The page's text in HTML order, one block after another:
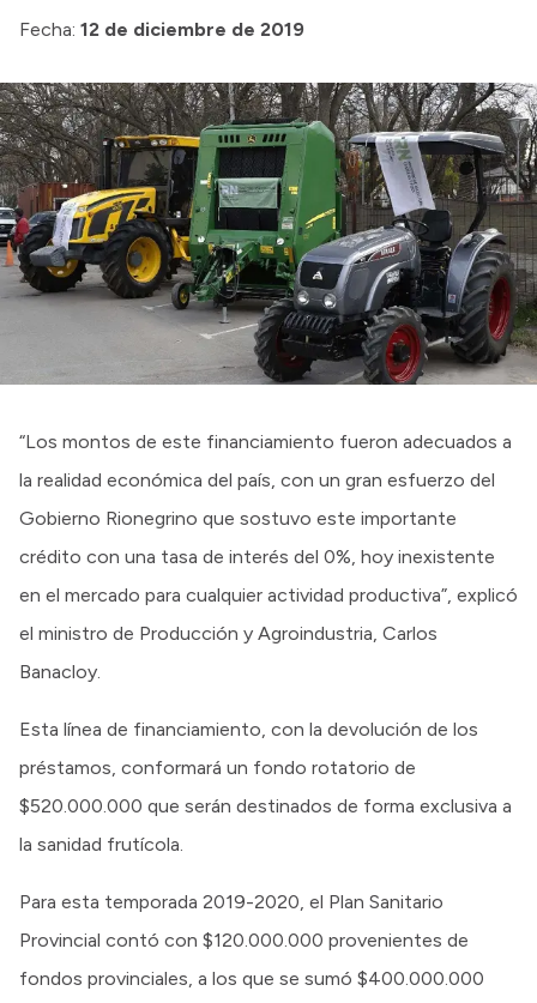
Intranet
Login
Fecha: 12 de diciembre de 2019
“Los montos de este financiamiento fueron adecuados a
la realidad económica del país, con un gran esfuerzo del
Gobierno Rionegrino que sostuvo este importante
crédito con una tasa de interés del 0%, hoy inexistente
en el mercado para cualquier actividad productiva”, explicó
el ministro de Producción y Agroindustria, Carlos
Banacloy.
Esta línea de financiamiento, con la devolución de los
préstamos, conformará un fondo rotatorio de
$520.000.000 que serán destinados de forma exclusiva a
la sanidad frutícola.
Para esta temporada 2019-2020, el Plan Sanitario
Provincial contó con $120.000.000 provenientes de
fondos provinciales, a los que se sumó $400.000.000